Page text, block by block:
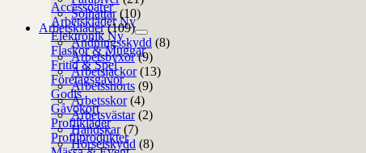
Accessoarer
Arbetskläder
Elektronik
Flaskor & Muggar
Fritid & Spel
Företagsgåvor
Godis
Gåvokort
Profilkläder
Profilprodukter
Solhattar (10)
Arbetskläder (109)
Andningsskydd (8)
Arbetsbyxor (9)
Arbetsjackor (13)
Arbetsshorts (9)
Arbetsskor (4)
Arbetsvästar (2)
Handskar (7)
Hörselskydd (8)